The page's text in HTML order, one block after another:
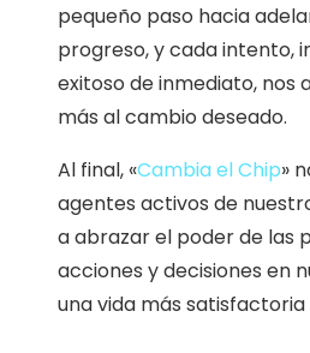
pequeño paso hacia
progreso, y cada intento,
exitoso de inmediato, nos
más al cambio deseado.
Al final, «Cambia el Chip»
agentes activos de
a abrazar el poder de las
acciones y decisiones en
una vida más satisfactoria